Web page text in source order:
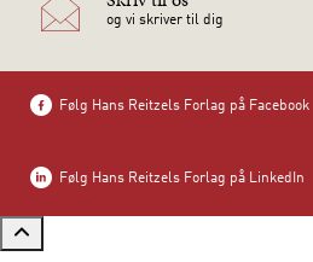
og vi skriver til dig
Følg Hans Reitzels Forlag på Facebook
Følg Hans Reitzels Forlag på LinkedIn